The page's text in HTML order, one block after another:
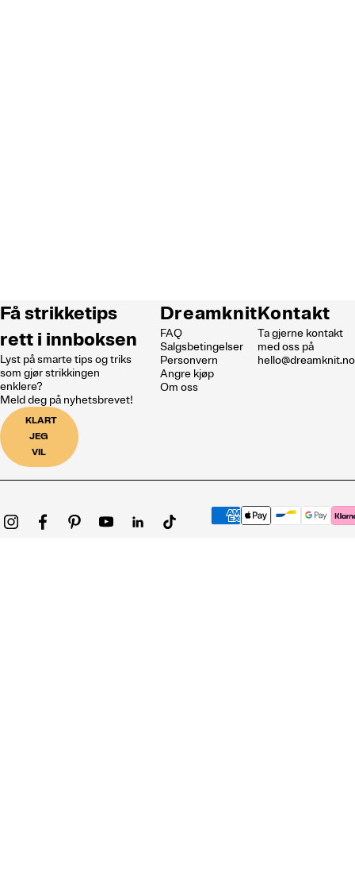
Få strikketips
rett i innboksen
Lyst på smarte tips og triks
som gjør strikkingen
enklere?
Meld deg på nyhetsbrevet!
KLART
JEG
VIL
Dreamknit
FAQ
Salgsbetingelser
Personvern
Angre kjøp
Om oss
Kontakt
Ta gjerne kontakt
med oss på
hello@dreamknit.no